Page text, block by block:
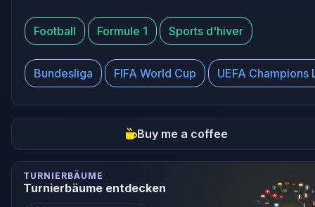
Football Formule 1 Sports d'hiver
Bundesliga FIFA World Cup UEFA Champions
Buy me a coffee
TURNIERBÄUME
Turnierbäume entdecken